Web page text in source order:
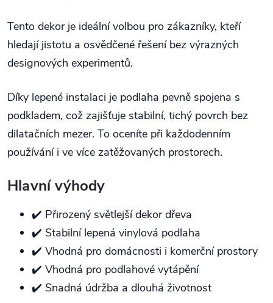
Tento dekor je ideální volbou pro zákazníky, kteří
hledají jistotu a osvědčené řešení bez výrazných
designových experimentů.
Díky lepené instalaci je podlaha pevně spojena s
podkladem, což zajišťuje stabilní, tichý povrch bez
dilatačních mezer. To oceníte při každodenním
používání i ve více zatěžovaných prostorech.
Hlavní výhody
✔️ Přirozený světlejší dekor dřeva
✔️ Stabilní lepená vinylová podlaha
✔️ Vhodná pro domácnosti i komerční prostory
✔️ Vhodná pro podlahové vytápění
✔️ Snadná údržba a dlouhá životnost